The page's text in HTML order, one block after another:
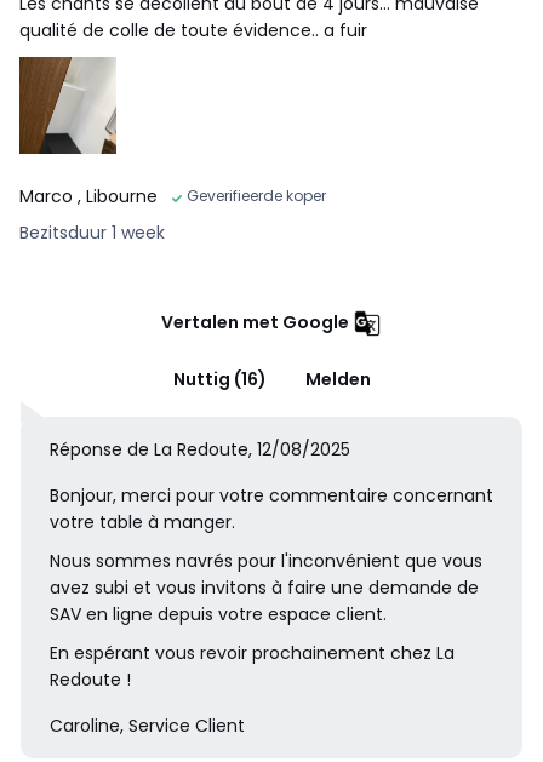
qualité de colle de toute évidence.. a fuir
Marco , Libourne Geverifieerde koper
Bezitsduur 1 week
Vertalen met Google
Nuttig (16) Melden
Réponse de La Redoute, 12/08/2025
Bonjour, merci pour votre commentaire concernant
votre table à manger.
Nous sommes navrés pour l'inconvénient que vous
avez subi et vous invitons à faire une demande de
SAV en ligne depuis votre espace client.
En espérant vous revoir prochainement chez La
Redoute !
Caroline, Service Client